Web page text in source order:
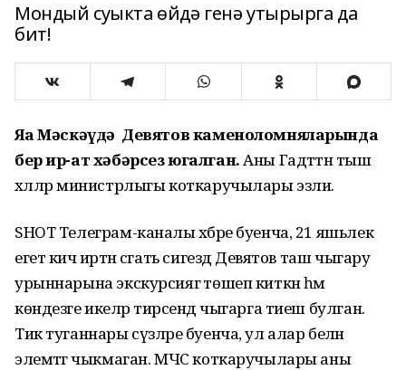
Мондый суыкта өйдә генә утырырга да
бит!
Яңа Мәскәүдә Девятов каменоломняларында
бер ир-ат хәбәрсез югалган.Аны Гадәттән тыш
хәлләр министрлыгы коткаручылары эзли.
SHOT Телеграм-каналы хәбәре буенча, 21 яшьлек
егет кичә иртән сәгать сигездә Девятов таш чыгару
урыннарына экскурсиягә төшеп киткән һәм
көндезге икеләр тирәсендә чыгарга тиеш булган.
Тик туганнары сүзләре буенча, ул алар белән
элемтәгә чыкмаган. МЧС коткаручылары аны